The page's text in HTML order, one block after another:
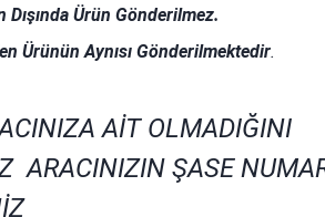
Ürün Gönderilmez.
Ürünün Aynısı Gönderilmektedir.
AİT OLMADIĞINI
ARACINIZIN ŞASE